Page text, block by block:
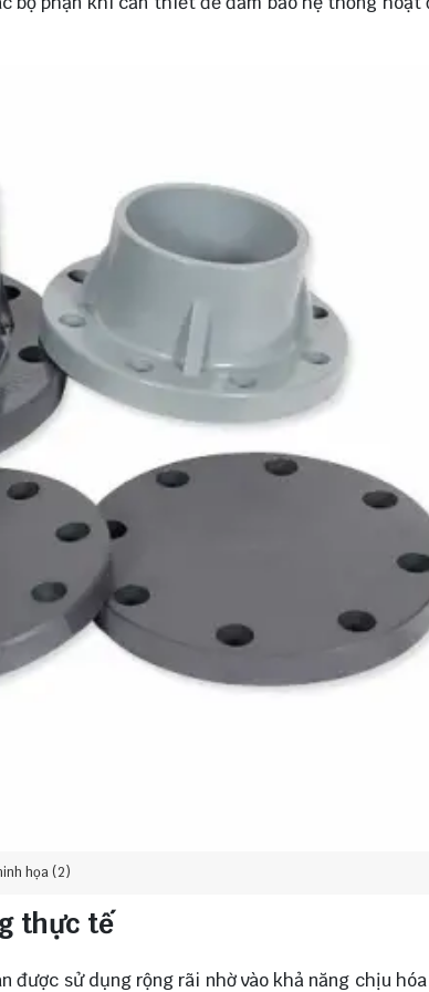
họa (2)
thực tế
được sử dụng rộng rãi nhờ vào khả năng chịu